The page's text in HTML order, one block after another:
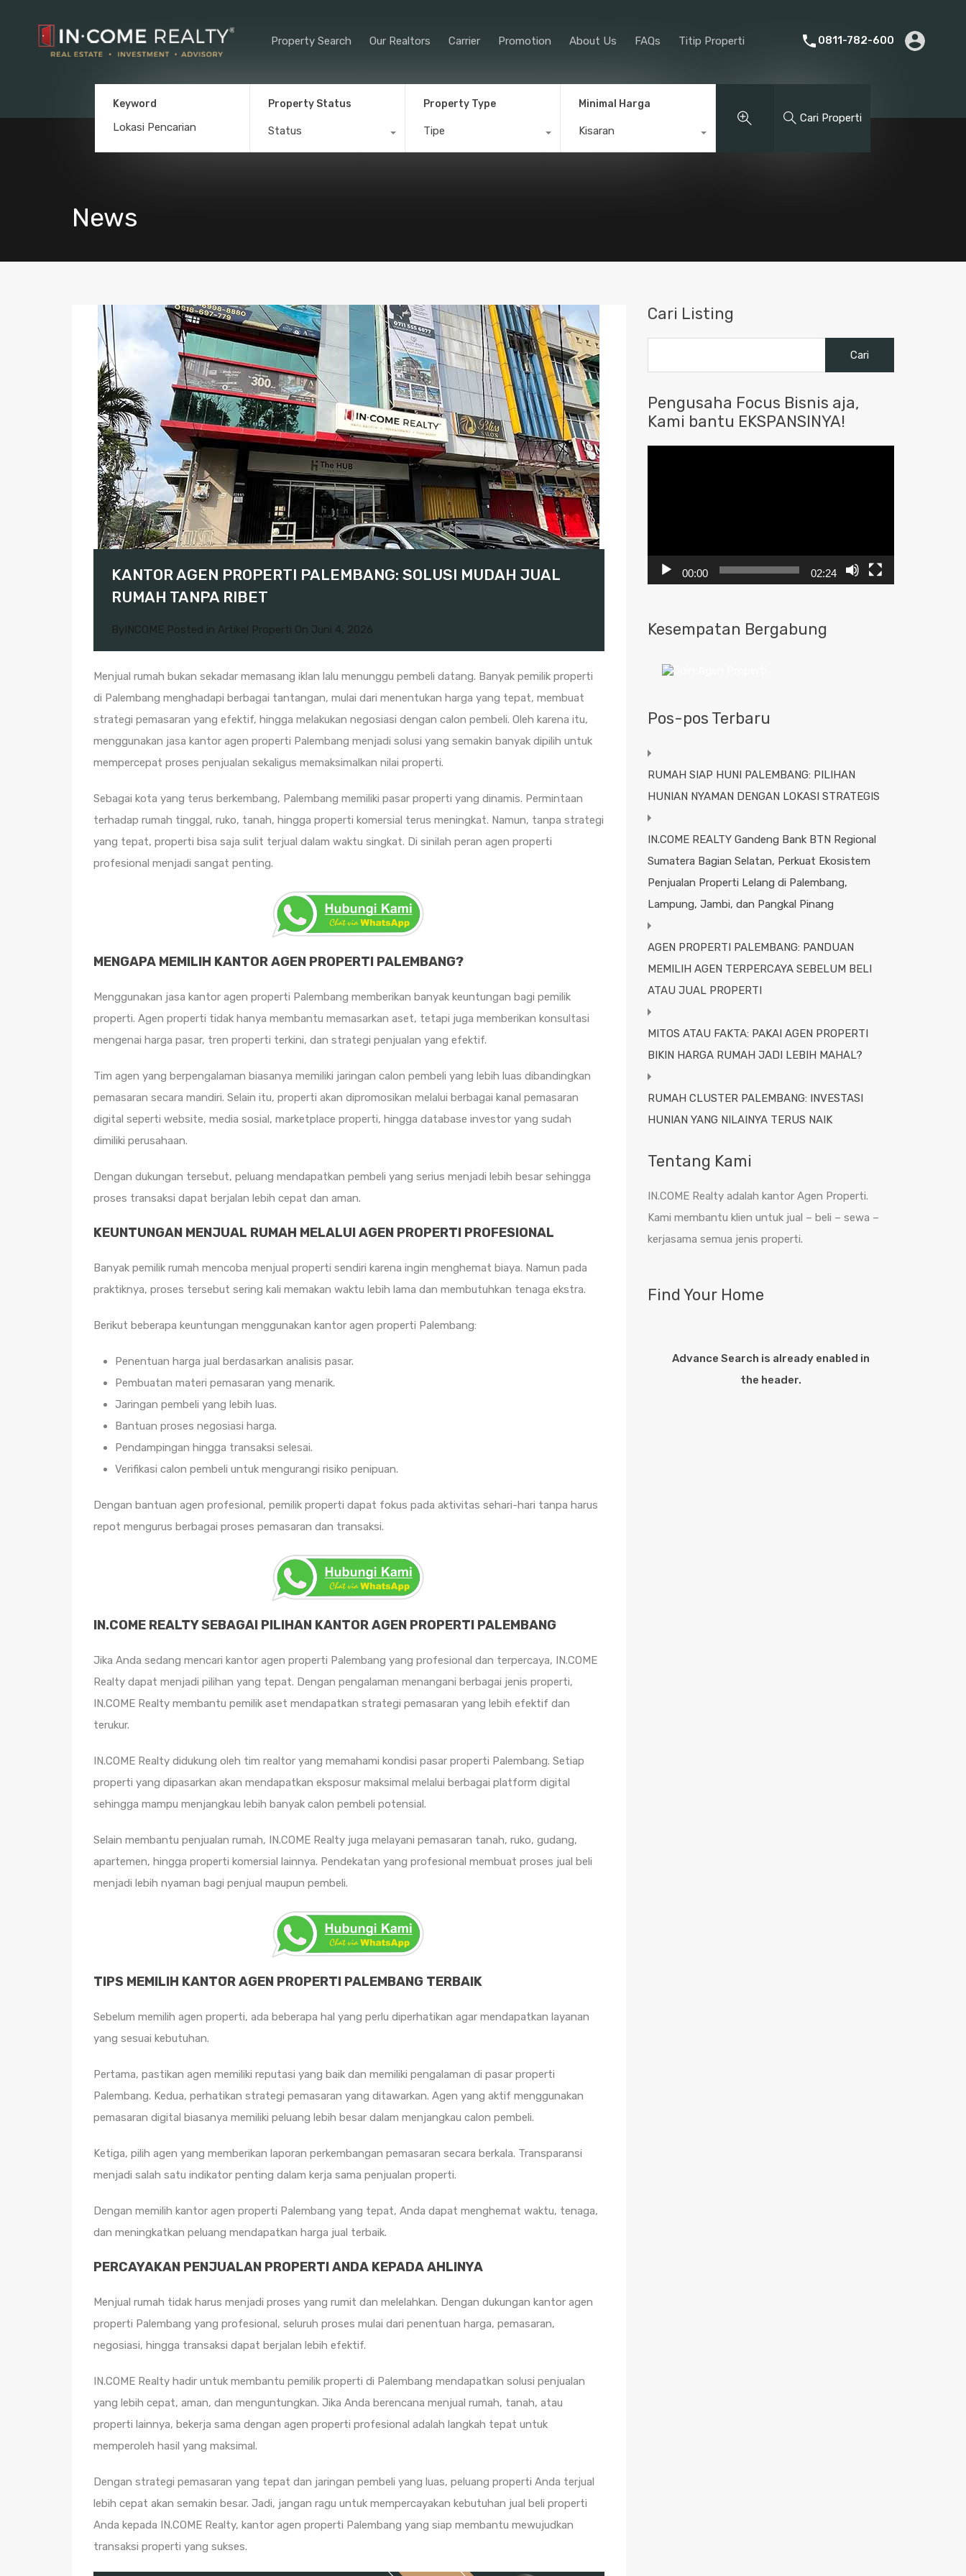
Property Search
Our Realtors Carrier Promotion About Us FAQs Titip Properti 0811-782-600
Keyword Property Status
Status
Property Type
Tipe
Minimal Harga
Kisaran
Cari Properti
News
KANTOR AGEN PROPERTI PALEMBANG: SOLUSI MUDAH JUAL
RUMAH TANPA RIBET
ByINCOME Posted in Artikel Properti On Juni 4, 2026
Menjual rumah bukan sekadar memasang iklan lalu menunggu pembeli datang. Banyak pemilik properti
di Palembang menghadapi berbagai tantangan, mulai dari menentukan harga yang tepat, membuat
strategi pemasaran yang efektif, hingga melakukan negosiasi dengan calon pembeli. Oleh karena itu,
menggunakan jasa kantor agen properti Palembang menjadi solusi yang semakin banyak dipilih untuk
mempercepat proses penjualan sekaligus memaksimalkan nilai properti.
Sebagai kota yang terus berkembang, Palembang memiliki pasar properti yang dinamis. Permintaan
terhadap rumah tinggal, ruko, tanah, hingga properti komersial terus meningkat. Namun, tanpa strategi
yang tepat, properti bisa saja sulit terjual dalam waktu singkat. Di sinilah peran agen properti
profesional menjadi sangat penting.
MENGAPA MEMILIH KANTOR AGEN PROPERTI PALEMBANG?
Menggunakan jasa kantor agen properti Palembang memberikan banyak keuntungan bagi pemilik
properti. Agen properti tidak hanya membantu memasarkan aset, tetapi juga memberikan konsultasi
mengenai harga pasar, tren properti terkini, dan strategi penjualan yang efektif.
Tim agen yang berpengalaman biasanya memiliki jaringan calon pembeli yang lebih luas dibandingkan
pemasaran secara mandiri. Selain itu, properti akan dipromosikan melalui berbagai kanal pemasaran
digital seperti website, media sosial, marketplace properti, hingga database investor yang sudah
dimiliki perusahaan.
Dengan dukungan tersebut, peluang mendapatkan pembeli yang serius menjadi lebih besar sehingga
proses transaksi dapat berjalan lebih cepat dan aman.
KEUNTUNGAN MENJUAL RUMAH MELALUI AGEN PROPERTI PROFESIONAL
Banyak pemilik rumah mencoba menjual properti sendiri karena ingin menghemat biaya. Namun pada
praktiknya, proses tersebut sering kali memakan waktu lebih lama dan membutuhkan tenaga ekstra.
Berikut beberapa keuntungan menggunakan kantor agen properti Palembang:
Penentuan harga jual berdasarkan analisis pasar.
Pembuatan materi pemasaran yang menarik.
Jaringan pembeli yang lebih luas.
Bantuan proses negosiasi harga.
Pendampingan hingga transaksi selesai.
Verifikasi calon pembeli untuk mengurangi risiko penipuan.
Dengan bantuan agen profesional, pemilik properti dapat fokus pada aktivitas sehari-hari tanpa harus
repot mengurus berbagai proses pemasaran dan transaksi.
IN.COME REALTY SEBAGAI PILIHAN KANTOR AGEN PROPERTI PALEMBANG
Jika Anda sedang mencari kantor agen properti Palembang yang profesional dan terpercaya, IN.COME
Realty dapat menjadi pilihan yang tepat. Dengan pengalaman menangani berbagai jenis properti,
IN.COME Realty membantu pemilik aset mendapatkan strategi pemasaran yang lebih efektif dan
terukur.
IN.COME Realty didukung oleh tim realtor yang memahami kondisi pasar properti Palembang. Setiap
properti yang dipasarkan akan mendapatkan eksposur maksimal melalui berbagai platform digital
sehingga mampu menjangkau lebih banyak calon pembeli potensial.
Selain membantu penjualan rumah, IN.COME Realty juga melayani pemasaran tanah, ruko, gudang,
apartemen, hingga properti komersial lainnya. Pendekatan yang profesional membuat proses jual beli
menjadi lebih nyaman bagi penjual maupun pembeli.
TIPS MEMILIH KANTOR AGEN PROPERTI PALEMBANG TERBAIK
Sebelum memilih agen properti, ada beberapa hal yang perlu diperhatikan agar mendapatkan layanan
yang sesuai kebutuhan.
Pertama, pastikan agen memiliki reputasi yang baik dan memiliki pengalaman di pasar properti
Palembang. Kedua, perhatikan strategi pemasaran yang ditawarkan. Agen yang aktif menggunakan
pemasaran digital biasanya memiliki peluang lebih besar dalam menjangkau calon pembeli.
Ketiga, pilih agen yang memberikan laporan perkembangan pemasaran secara berkala. Transparansi
menjadi salah satu indikator penting dalam kerja sama penjualan properti.
Dengan memilih kantor agen properti Palembang yang tepat, Anda dapat menghemat waktu, tenaga,
dan meningkatkan peluang mendapatkan harga jual terbaik.
PERCAYAKAN PENJUALAN PROPERTI ANDA KEPADA AHLINYA
Menjual rumah tidak harus menjadi proses yang rumit dan melelahkan. Dengan dukungan kantor agen
properti Palembang yang profesional, seluruh proses mulai dari penentuan harga, pemasaran,
negosiasi, hingga transaksi dapat berjalan lebih efektif.
IN.COME Realty hadir untuk membantu pemilik properti di Palembang mendapatkan solusi penjualan
yang lebih cepat, aman, dan menguntungkan. Jika Anda berencana menjual rumah, tanah, atau
properti lainnya, bekerja sama dengan agen properti profesional adalah langkah tepat untuk
memperoleh hasil yang maksimal.
Dengan strategi pemasaran yang tepat dan jaringan pembeli yang luas, peluang properti Anda terjual
lebih cepat akan semakin besar. Jadi, jangan ragu untuk mempercayakan kebutuhan jual beli properti
Anda kepada IN.COME Realty, kantor agen properti Palembang yang siap membantu mewujudkan
transaksi properti yang sukses.
Cari Listing
untuk:
Pengusaha Focus Bisnis aja,
Kami bantu EKSPANSINYA!
00:00 02:24
Kesempatan Bergabung
Pos-pos Terbaru
RUMAH SIAP HUNI PALEMBANG: PILIHAN
HUNIAN NYAMAN DENGAN LOKASI STRATEGIS
IN.COME REALTY Gandeng Bank BTN Regional
Sumatera Bagian Selatan, Perkuat Ekosistem
Penjualan Properti Lelang di Palembang,
Lampung, Jambi, dan Pangkal Pinang
AGEN PROPERTI PALEMBANG: PANDUAN
MEMILIH AGEN TERPERCAYA SEBELUM BELI
ATAU JUAL PROPERTI
MITOS ATAU FAKTA: PAKAI AGEN PROPERTI
BIKIN HARGA RUMAH JADI LEBIH MAHAL?
RUMAH CLUSTER PALEMBANG: INVESTASI
HUNIAN YANG NILAINYA TERUS NAIK
Tentang Kami
IN.COME Realty adalah kantor Agen Properti.
Kami membantu klien untuk jual – beli – sewa –
kerjasama semua jenis properti.
Find Your Home
Advance Search is already enabled in
the header.